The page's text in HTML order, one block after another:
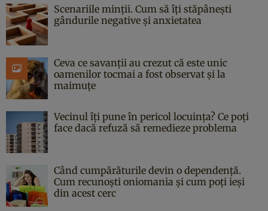
Scenariile minții. Cum să îți stăpânești
gândurile negative și anxietatea
Ceva ce savanții au crezut că este unic
oamenilor tocmai a fost observat și la
maimuțe
Vecinul îți pune în pericol locuința? Ce poți
face dacă refuză să remedieze problema
Când cumpărăturile devin o dependență.
Cum recunoști oniomania și cum poți ieși
din acest cerc